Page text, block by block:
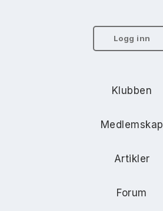
Logg inn
Klubben
Medlemskap
Artikler
Forum